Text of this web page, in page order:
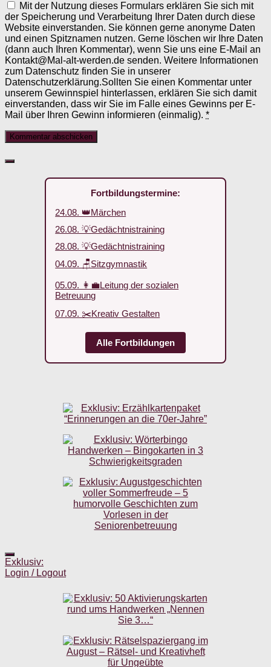
Mit der Nutzung dieses Formulars erklären Sie sich mit
der Speicherung und Verarbeitung Ihrer Daten durch diese
Website einverstanden. Sie können gerne anonyme Daten
und einen Spitznamen nutzen. Gerne löschen wir Ihre Daten
(dann auch Ihren Kommentar), wenn Sie uns eine E-Mail an
Kontakt@Mal-alt-werden.de senden. Weitere Informationen
zum Datenschutz finden Sie in unserer
Datenschutzerklärung.Sollten Sie einen Kommentar unter
unserem Gewinnspiel hinterlassen, erklären Sie sich damit
einverstanden, dass wir Sie im Falle eines Gewinns per E-
Mail über Ihren Gewinn informieren (einmalig). *
Fortbildungstermine:
24.08. 👑Märchen
26.08. 💡Gedächtnistraining
28.08. 💡Gedächtnistraining
04.09. 🪑Sitzgymnastik
05.09. 👩‍💼Leitung der sozialen
Betreuung
07.09. ✂️Kreativ Gestalten
Alle Fortbildungen
Exklusiv:
Login / Logout